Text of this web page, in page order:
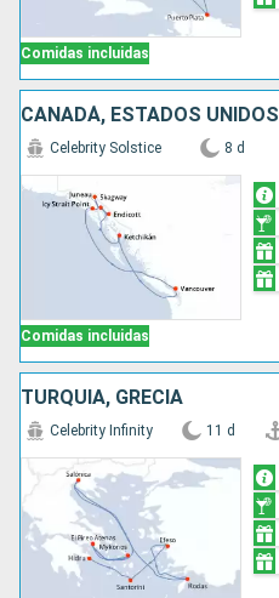
Comidas incluidas
CANADÁ, ESTADOS UNIDOS
Comidas incluidas
Celebrity Solstice 8 d
TURQUÍA, GRECIA
Celebrity Infinity 11 d